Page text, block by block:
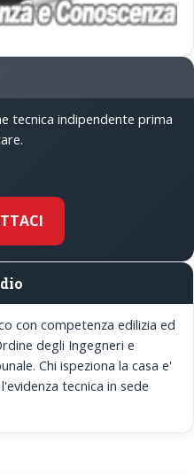
tecnica indipendente prima
con competenza edilizia ed
degli Ingegneri e
Chi ispeziona la casa e'
tecnica in sede